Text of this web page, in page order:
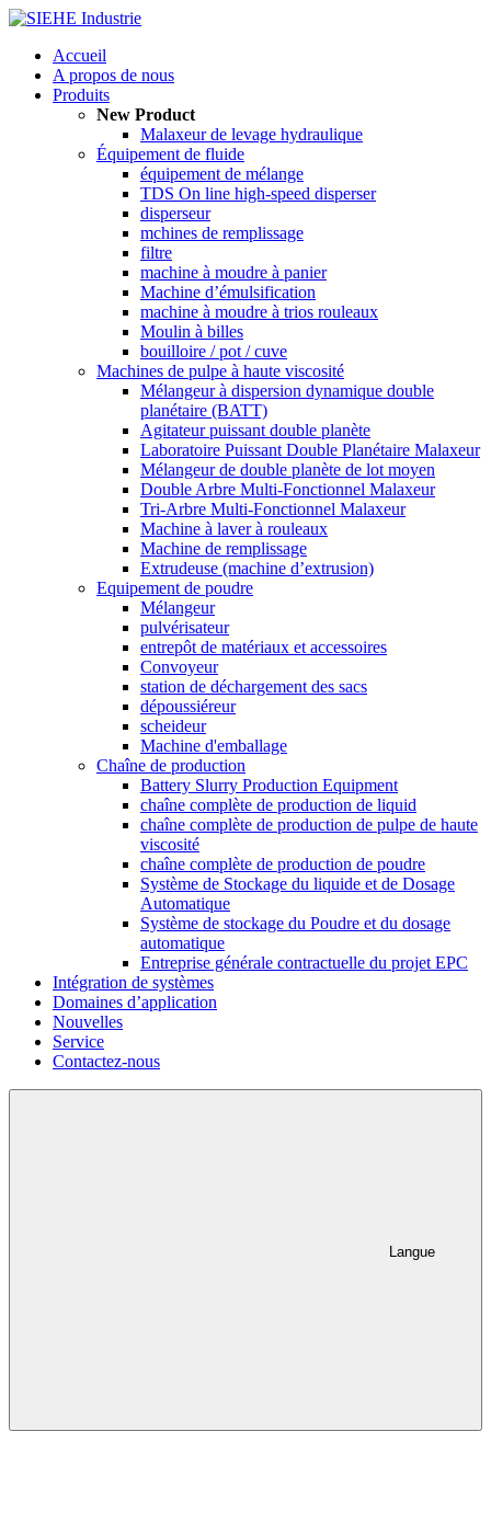
Accueil
A propos de nous
Produits
New Product
Malaxeur de levage hydraulique
Équipement de fluide
équipement de mélange
TDS On line high-speed disperser
disperseur
mchines de remplissage
filtre
machine à moudre à panier
Machine d’émulsification
machine à moudre à trios rouleaux
Moulin à billes
bouilloire / pot / cuve
Machines de pulpe à haute viscosité
Mélangeur à dispersion dynamique double
planétaire (BATT)
Agitateur puissant double planète
Laboratoire Puissant Double Planétaire Malaxeur
Mélangeur de double planète de lot moyen
Double Arbre Multi-Fonctionnel Malaxeur
Tri-Arbre Multi-Fonctionnel Malaxeur
Machine à laver à rouleaux
Machine de remplissage
Extrudeuse (machine d’extrusion)
Equipement de poudre
Mélangeur
pulvérisateur
entrepôt de matériaux et accessoires
Convoyeur
station de déchargement des sacs
dépoussiéreur
scheideur
Machine d'emballage
Chaîne de production
Battery Slurry Production Equipment
chaîne complète de production de liquid
chaîne complète de production de pulpe de haute
viscosité
chaîne complète de production de poudre
Système de Stockage du liquide et de Dosage
Automatique
Système de stockage du Poudre et du dosage
automatique
Entreprise générale contractuelle du projet EPC
Intégration de systèmes
Domaines d’application
Nouvelles
Service
Contactez-nous
Langue